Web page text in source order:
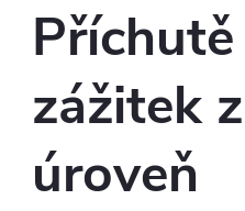
zážitek
úroveň